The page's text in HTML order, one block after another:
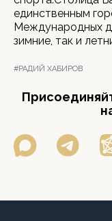
единственным
Международных
зимние, так и
#РАДИЙ ХАБИРОВ